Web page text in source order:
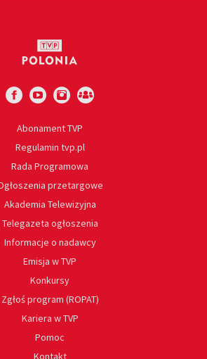
Abonament TVP
Regulamin tvp.pl
Rada Programowa
przetargowe
Akademia Telewizyjna
Telegazeta ogłoszenia
Informacje o nadawcy
Emisja w TVP
Konkursy
Zgłoś program (ROPAT)
Kariera w TVP
Pomoc
Kontakt